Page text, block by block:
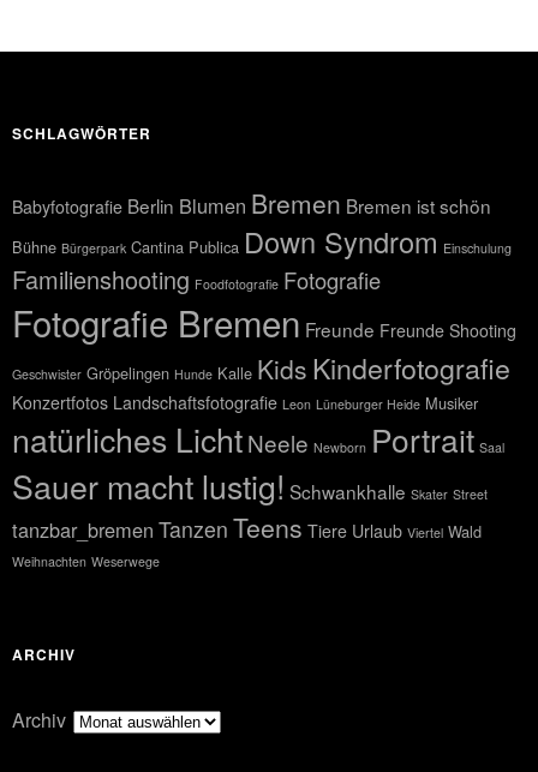
SCHLAGWÖRTER
Babyfotografie Berlin Blumen Bremen Bremen ist schön
Bühne Bürgerpark Cantina Publica Down Syndrom Einschulung
Familienshooting Foodfotografie Fotografie
Fotografie Bremen Freunde Freunde Shooting
Geschwister Gröpelingen Hunde Kalle Kids Kinderfotografie
Konzertfotos Landschaftsfotografie Leon Lüneburger Heide Musiker
natürliches LichtNeele Newborn Portrait Saal
Sauer macht lustig! Schwankhalle Skater Street
tanzbar_bremen Tanzen Teens Tiere Urlaub Viertel Wald
Weihnachten Weserwege
ARCHIV
Archiv